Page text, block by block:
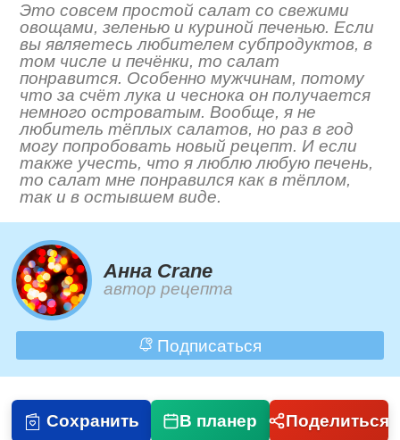
Это совсем простой салат со свежими
овощами, зеленью и куриной печенью. Если
вы являетесь любителем субпродуктов, в
том числе и печёнки, то салат
понравится. Особенно мужчинам, потому
что за счёт лука и чеснока он получается
немного островатым. Вообще, я не
любитель тёплых салатов, но раз в год
могу попробовать новый рецепт. И если
также учесть, что я люблю любую печень,
то салат мне понравился как в тёплом,
так и в остывшем виде.
Анна Crane
автор рецепта
Подписаться
Сохранить В планер Поделиться